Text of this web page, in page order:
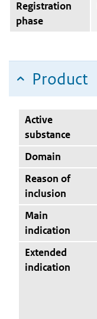
Registration
phase
Product
Active
substance
Domain
Reason of
inclusion
Main
indication
Extended
indication